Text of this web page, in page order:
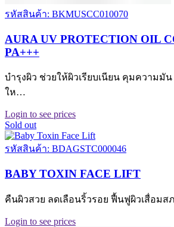
รหัสสินค้า: BKMUSCC010070
AURA UV PROTECTION OIL
PA+++
บำรุงผิว ช่วยให้ผิวเรียบเนียน คุมความมัน
ให…
Login to see prices
Sold out
รหัสสินค้า: BDAGSTC000046
BABY TOXIN FACE LIFT
คืนผิวสวย ลดเลือนริ้วรอย ฟื้นฟูผิวเสื่อม
Login to see prices